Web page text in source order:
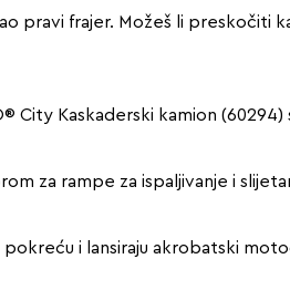
pravi frajer. Možeš li preskočiti
City Kaskaderski kamion
za rampe za ispaljivanje i
i lansiraju akrobatski